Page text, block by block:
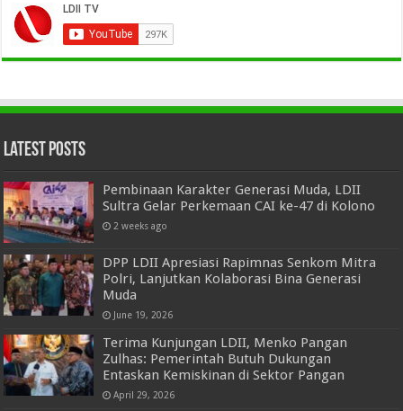
Latest Posts
Pembinaan Karakter Generasi Muda, LDII
Sultra Gelar Perkemaan CAI ke-47 di Kolono
2 weeks ago
DPP LDII Apresiasi Rapimnas Senkom Mitra
Polri, Lanjutkan Kolaborasi Bina Generasi
Muda
June 19, 2026
Terima Kunjungan LDII, Menko Pangan
Zulhas: Pemerintah Butuh Dukungan
Entaskan Kemiskinan di Sektor Pangan
April 29, 2026